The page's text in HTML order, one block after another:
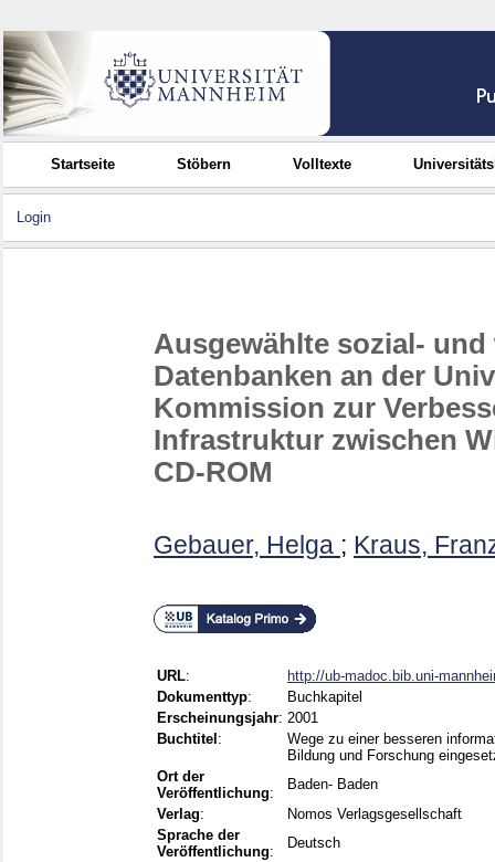
Startseite Stöbern Volltexte
Login
Ausgewählte sozial-
Datenbanken an der
Kommission zur
Infrastruktur zwischen
CD-ROM
Gebauer, Helga ; Kraus,
URL:
http://ub-madoc.bib.uni-
Dokumenttyp:
Buchkapitel
Erscheinungsjahr: 2001
Buchtitel :
Wege zu einer besseren
Bildung und Forschung
Ort der
Veröffentlichung:
Baden- Baden
Verlag:
Nomos Verlagsgesellschaft
Sprache der
Veröffentlichung:
Deutsch